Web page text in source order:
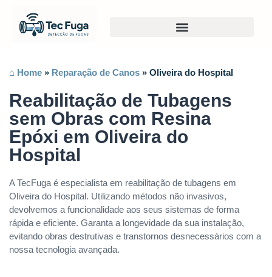
⌂ Home » Reparação de Canos » Oliveira do Hospital
Reabilitação de Tubagens
sem Obras com Resina
Epóxi em Oliveira do
Hospital
A TecFuga é especialista em reabilitação de tubagens em
Oliveira do Hospital. Utilizando métodos não invasivos,
devolvemos a funcionalidade aos seus sistemas de forma
rápida e eficiente. Garanta a longevidade da sua instalação,
evitando obras destrutivas e transtornos desnecessários com a
nossa tecnologia avançada.